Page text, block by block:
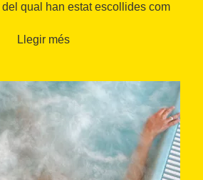
qual han estat escollides com
més místics de la zona i
Llegir més